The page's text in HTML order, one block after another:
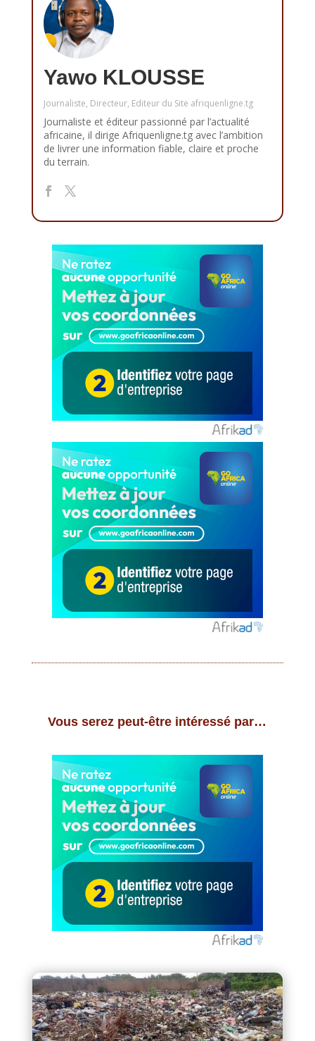
Yawo KLOUSSE
Journaliste, Directeur, Editeur du Site afriquenligne.tg
Journaliste et éditeur passionné par l’actualité
africaine, il dirige Afriquenligne.tg avec l’ambition
de livrer une information fiable, claire et proche
du terrain.
Vous serez peut-être intéressé par…